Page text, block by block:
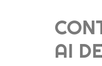
AI